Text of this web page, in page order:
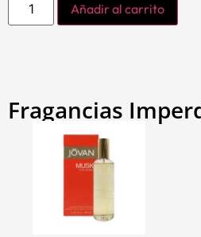
Añadir al carrito
Fragancias